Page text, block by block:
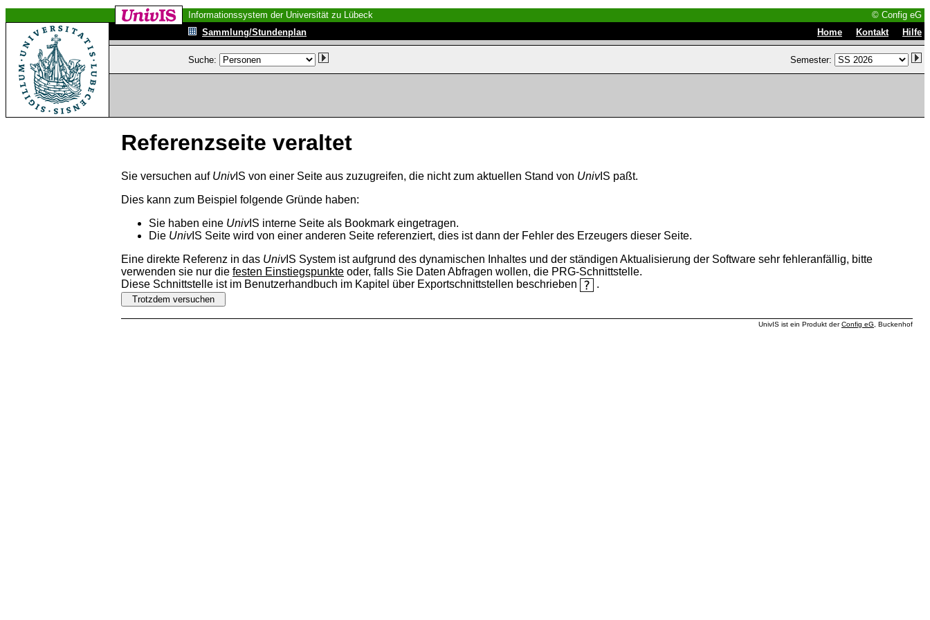
Informationssystem der Universität zu Lübeck
© Config eG
Sammlung/Stundenplan
Home Kontakt Hilfe
Suche: Semester:
Referenzseite veraltet
Sie versuchen auf UnivIS von einer Seite aus zuzugreifen, die nicht zum aktuellen Stand von UnivIS paßt.
Dies kann zum Beispiel folgende Gründe haben:
Sie haben eine UnivIS interne Seite als Bookmark eingetragen.
Die UnivIS Seite wird von einer anderen Seite referenziert, dies ist dann der Fehler des Erzeugers dieser Seite.
Eine direkte Referenz in das UnivIS System ist aufgrund des dynamischen Inhaltes und der ständigen Aktualisierung der Software sehr fehleranfällig, bitte
verwenden sie nur die festen Einstiegspunkte oder, falls Sie Daten Abfragen wollen, die PRG-Schnittstelle.
Diese Schnittstelle ist im Benutzerhandbuch im Kapitel über Exportschnittstellen beschrieben
.
UnivIS ist ein Produkt derConfig eG , Buckenhof